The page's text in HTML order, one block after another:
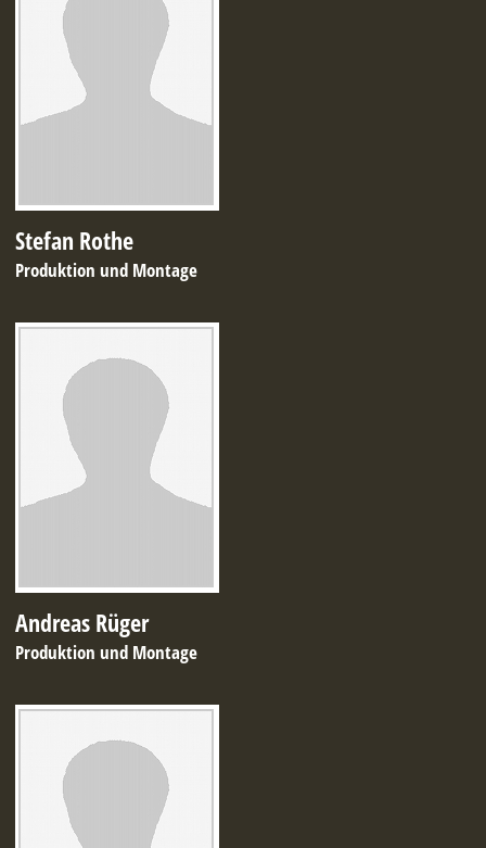
Stefan Rothe
Produktion und Montage
Andreas Rüger
Produktion und Montage